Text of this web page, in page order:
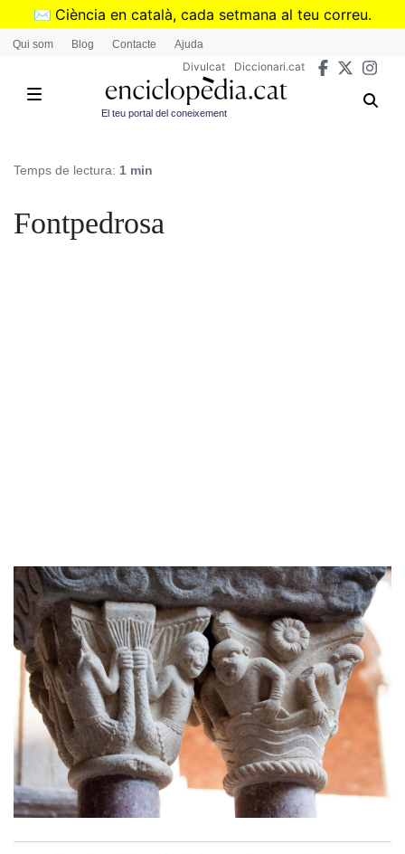
Vés
✉️ Ciència en català, cada setmana al teu correu.
➜Subscriu-te al butlletí de Divulcat
Qui som Blog Contacte Ajuda
Divulcat Diccionari.cat
El teu portal del coneixement
Temps de lectura: 1 min
Fontpedrosa